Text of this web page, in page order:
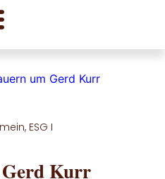
um Gerd Kurr
, ESG I
Kurr